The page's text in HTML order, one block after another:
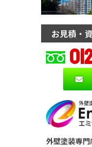
お見積・
外壁塗装専